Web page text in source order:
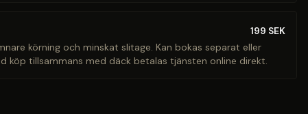
199 SEK
körning och minskat slitage. Kan bokas separat eller
köp tillsammans med däck betalas tjänsten online direkt.